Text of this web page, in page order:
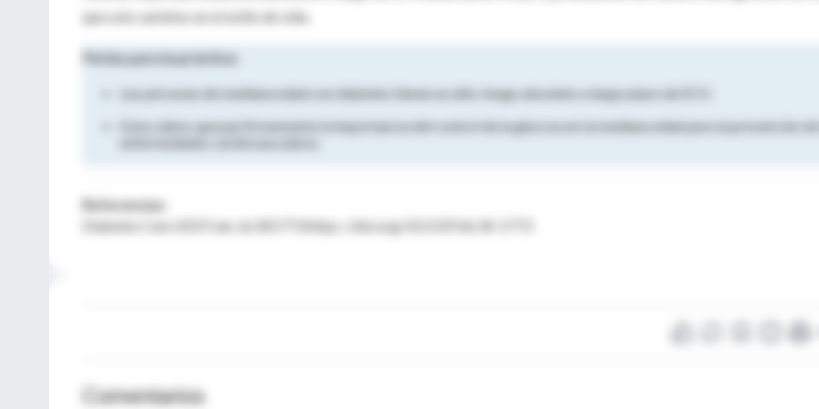
que solo cambios en el estilo de vida.
Perlas para la práctica:
Las personas de mediana edad con diabetes tienen un alto riesgo absoluto a largo plazo de ECV.
Estos datos apoyan firmemente la importancia del control de la glucosa en la mediana edad para la prevención
Referencias:
Diabetes Care 2019 Jan; dc181773.https: //doi.org/10.2337/dc18-1773
Comentarios